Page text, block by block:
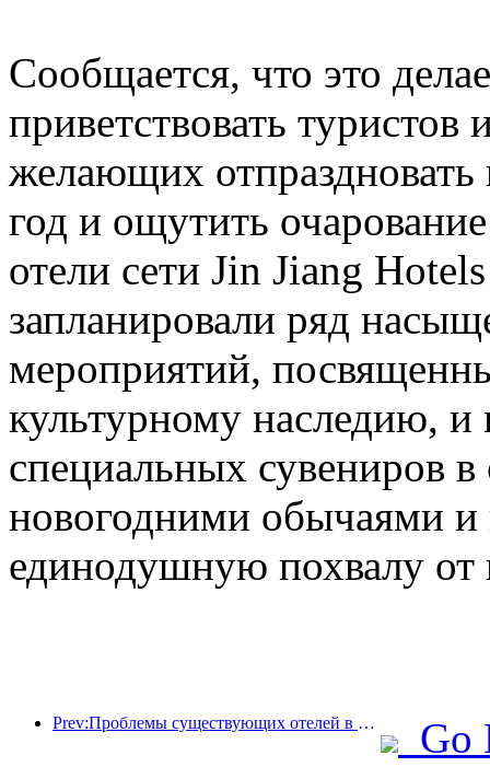
Сообщается, что это
приветствовать туристов
желающих
год и ощутить
отели сети Jin Jiang
запланировали ряд
мероприятий,
культурному наследию, и
специальных сувениров
новогодними обычаями и
единодушную похвалу от
Prev:Проблемы существующих отелей в эпоху 2.0: модернизация — это основа, это настоящая инновация ценности
Go